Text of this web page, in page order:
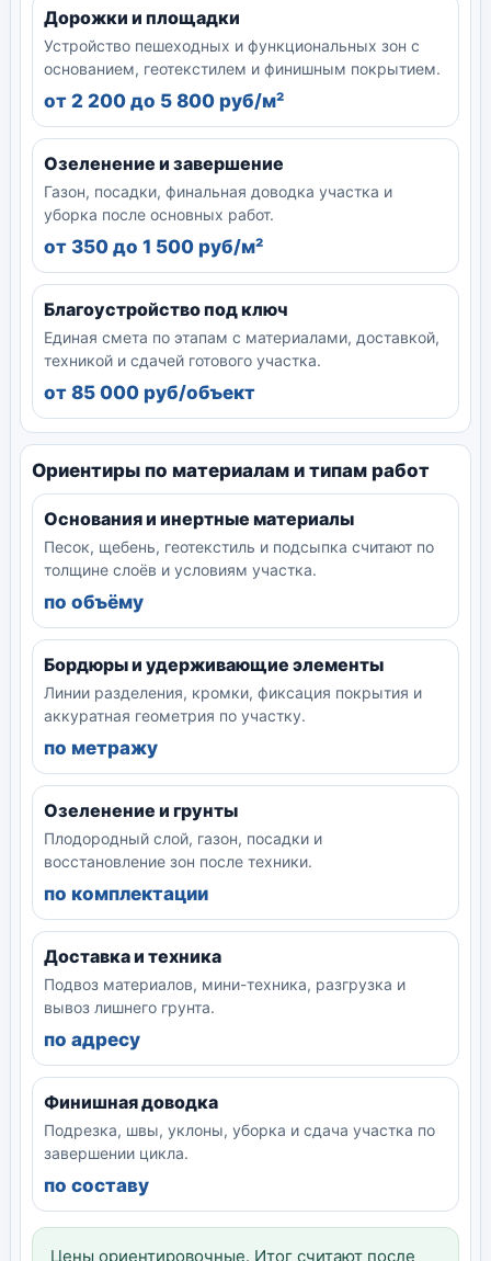
Дорожки и площадки
Устройство пешеходных и функциональных зон с
основанием, геотекстилем и финишным покрытием.
от 2 200 до 5 800 руб/м²
Озеленение и завершение
Газон, посадки, финальная доводка участка и
уборка после основных работ.
от 350 до 1 500 руб/м²
Благоустройство под ключ
Единая смета по этапам с материалами, доставкой,
техникой и сдачей готового участка.
от 85 000 руб/объект
Ориентиры по материалам и типам работ
Основания и инертные материалы
Песок, щебень, геотекстиль и подсыпка считают по
толщине слоёв и условиям участка.
по объёму
Бордюры и удерживающие элементы
Линии разделения, кромки, фиксация покрытия и
аккуратная геометрия по участку.
по метражу
Озеленение и грунты
Плодородный слой, газон, посадки и
восстановление зон после техники.
по комплектации
Доставка и техника
Подвоз материалов, мини-техника, разгрузка и
вывоз лишнего грунта.
по адресу
Финишная доводка
Подрезка, швы, уклоны, уборка и сдача участка по
завершении цикла.
по составу
Цены ориентировочные. Итог считают после